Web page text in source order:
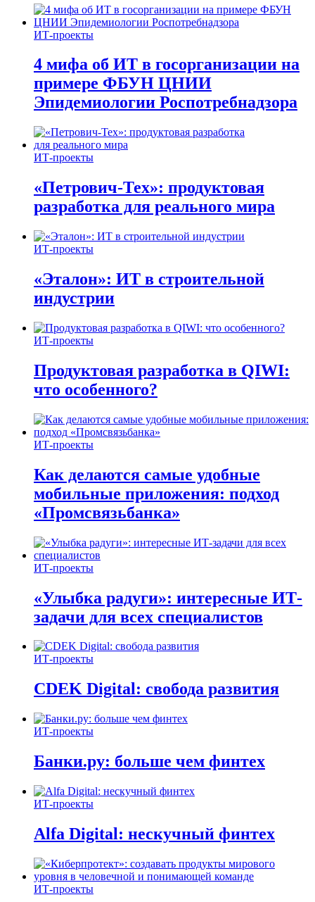
ИТ-проекты
4 мифа об ИТ в госорганизации на
примере ФБУН ЦНИИ
Эпидемиологии Роспотребнадзора
ИТ-проекты
«Петрович-Тех»: продуктовая
разработка для реального мира
ИТ-проекты
«Эталон»: ИТ в строительной
индустрии
ИТ-проекты
Продуктовая разработка в QIWI:
что особенного?
ИТ-проекты
Как делаются самые удобные
мобильные приложения: подход
«Промсвязьбанка»
ИТ-проекты
«Улыбка радуги»: интересные ИТ-
задачи для всех специалистов
ИТ-проекты
CDEK Digital: свобода развития
ИТ-проекты
Банки.ру: больше чем финтех
ИТ-проекты
Alfa Digital: нескучный финтех
ИТ-проекты